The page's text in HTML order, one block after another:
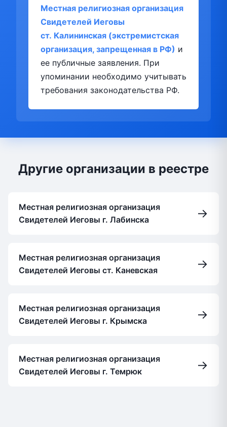
Местная религиозная организация
Свидетелей Иеговы
ст. Калининская (экстремистская
организация, запрещенная в РФ) и
ее публичные заявления. При
упоминании необходимо учитывать
требования законодательства РФ.
Другие организации в реестре
Местная религиозная организация
Свидетелей Иеговы г. Лабинска
→
Местная религиозная организация
Свидетелей Иеговы ст. Каневская
→
Местная религиозная организация
Свидетелей Иеговы г. Крымска
→
Местная религиозная организация
Свидетелей Иеговы г. Темрюк
→